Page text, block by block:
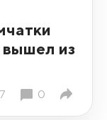
вышел из
0